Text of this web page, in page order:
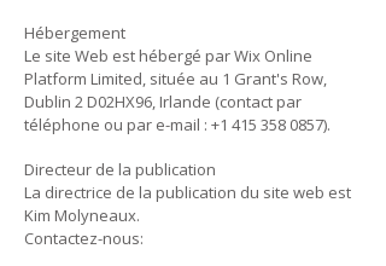
Hébergement
Le site Web est hébergé par Wix Online
Platform Limited, située au 1 Grant's Row,
Dublin 2 D02HX96, Irlande (contact par
téléphone ou par e-mail : +1 415 358 0857).
Directeur de la publication
La directrice de la publication du site web est
Kim Molyneaux.
Contactez-nous: